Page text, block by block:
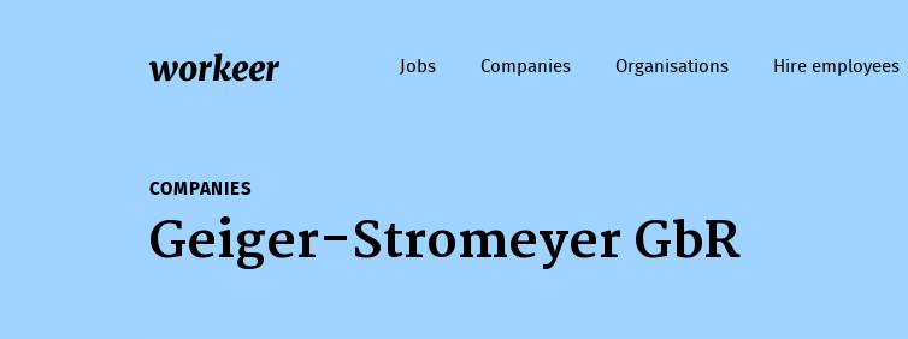
workeer Jobs Companies Organisations Hire employees
COMPANIES
Geiger-Stromeyer GbR